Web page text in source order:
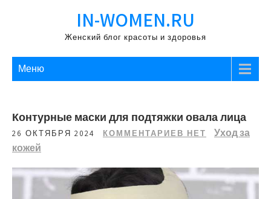
IN-WOMEN.RU
Женский блог красоты и здоровья
Меню
Контурные маски для подтяжки овала лица
26 ОКТЯБРЯ 2024 КОММЕНТАРИЕВ НЕТ
Уход за
кожей